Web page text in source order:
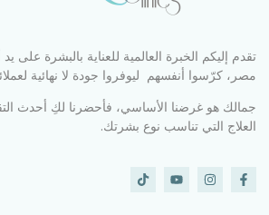
تقدم إليكم الخبرة العالمية للعناية بالبشرة على
مصر، كرّسوا أنفسهم ليوفروا جودة لا نهائية
جمالك هو غرضنا الأساسي، فأحضرنا لكِ أحدث
العلاج التي تناسب نوع بشرتك.